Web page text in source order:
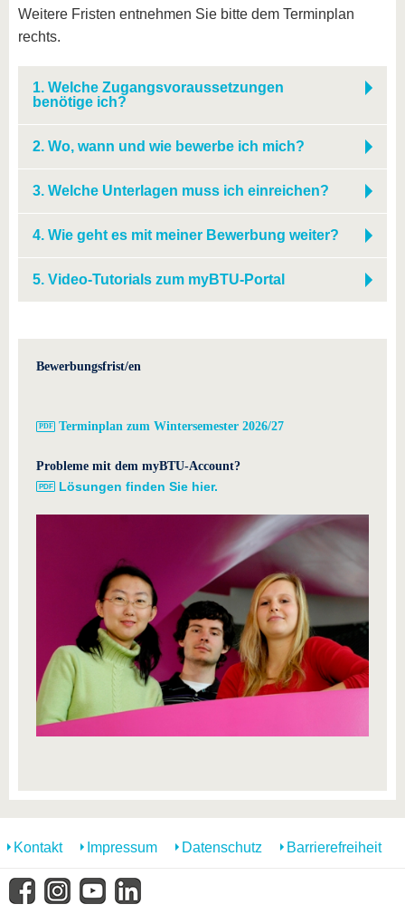
Weitere Fristen entnehmen Sie bitte dem Terminplan
rechts.
1. Welche Zugangsvoraussetzungen
benötige ich?
2. Wo, wann und wie bewerbe ich mich?
3. Welche Unterlagen muss ich einreichen?
4. Wie geht es mit meiner Bewerbung weiter?
5. Video-Tutorials zum myBTU-Portal
Bewerbungsfrist/en
Terminplan zum Wintersemester 2026/27
Probleme mit dem myBTU-Account?
Lösungen finden Sie hier.
Kontakt Impressum Datenschutz Barrierefreiheit